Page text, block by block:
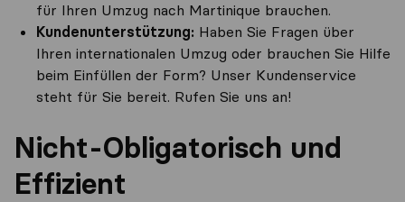
für Ihren Umzug nach Martinique brauchen.
Kundenunterstützung: Haben Sie Fragen über
Ihren internationalen Umzug oder brauchen Sie Hilfe
beim Einfüllen der Form? Unser Kundenservice
steht für Sie bereit. Rufen Sie uns an!
Nicht-Obligatorisch und
Effizient